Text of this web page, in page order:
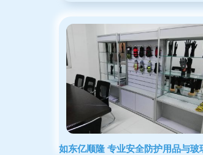
如东亿顺隆 专业安全防护用品与